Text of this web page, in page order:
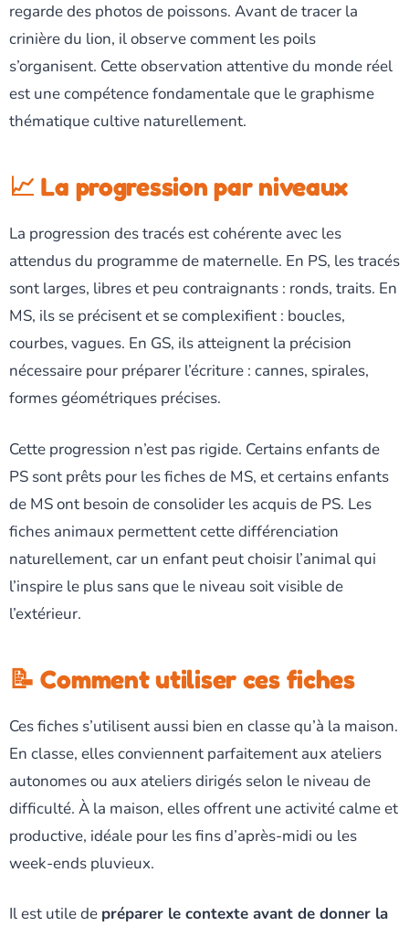
regarde des photos de poissons. Avant de tracer la
crinière du lion, il observe comment les poils
s’organisent. Cette observation attentive du monde réel
est une compétence fondamentale que le graphisme
thématique cultive naturellement.
📈 La progression par niveaux
La progression des tracés est cohérente avec les
attendus du programme de maternelle. En PS, les tracés
sont larges, libres et peu contraignants : ronds, traits. En
MS, ils se précisent et se complexifient : boucles,
courbes, vagues. En GS, ils atteignent la précision
nécessaire pour préparer l’écriture : cannes, spirales,
formes géométriques précises.
Cette progression n’est pas rigide. Certains enfants de
PS sont prêts pour les fiches de MS, et certains enfants
de MS ont besoin de consolider les acquis de PS. Les
fiches animaux permettent cette différenciation
naturellement, car un enfant peut choisir l’animal qui
l’inspire le plus sans que le niveau soit visible de
l’extérieur.
📝 Comment utiliser ces fiches
Ces fiches s’utilisent aussi bien en classe qu’à la maison.
En classe, elles conviennent parfaitement aux ateliers
autonomes ou aux ateliers dirigés selon le niveau de
difficulté. À la maison, elles offrent une activité calme et
productive, idéale pour les fins d’après-midi ou les
week-ends pluvieux.
Il est utile de préparer le contexte avant de donner la